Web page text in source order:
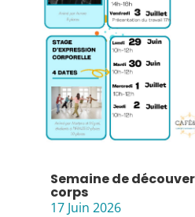
Semaine de
corps
17 Juin 2026